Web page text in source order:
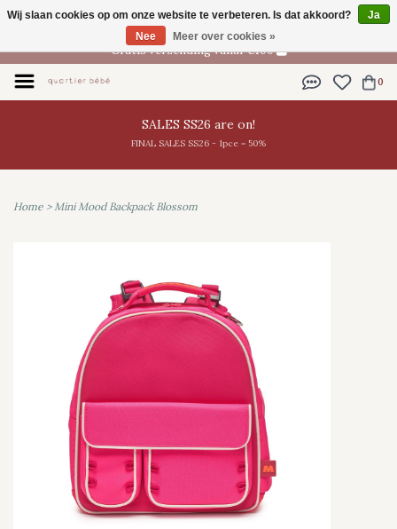
NL
Gratis verzending vanaf €100
0
SALES SS26 are on!
FINAL SALES SS26 - 1pce = 50%
Home >Mini Mood Backpack Blossom
Wij slaan cookies op om onze website te verbeteren. Is dat akkoord?
Ja
Nee
Meer over cookies »